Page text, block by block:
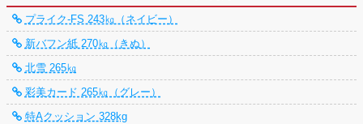
プライク-FS 243㎏（ネイビー）
新バフン紙 270㎏（きぬ）
北雪 265㎏
彩美カード 265㎏（グレー）
特Aクッション 328kg